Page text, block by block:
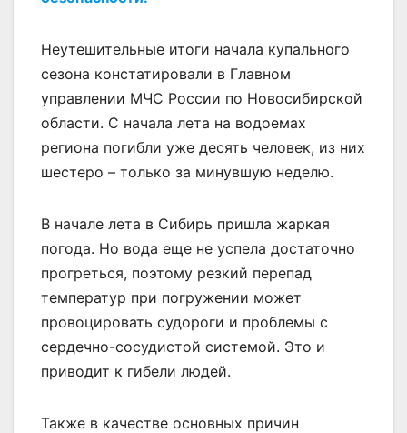
Неутешительные итоги начала купального
сезона констатировали в Главном
управлении МЧС России по Новосибирской
области. С начала лета на водоемах
региона погибли уже десять человек, из них
шестеро – только за минувшую неделю.
В начале лета в Сибирь пришла жаркая
погода. Но вода еще не успела достаточно
прогреться, поэтому резкий перепад
температур при погружении может
провоцировать судороги и проблемы с
сердечно-сосудистой системой. Это и
приводит к гибели людей.
Также в качестве основных причин